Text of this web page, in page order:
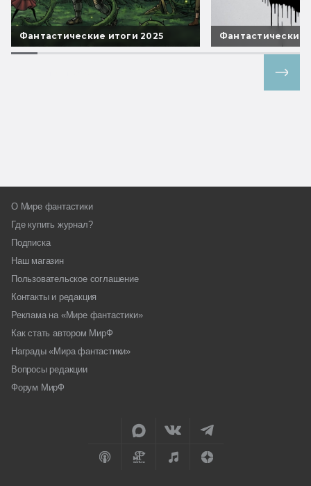
Фантастические итоги 2025 Фантастические
О Мире фантастики
Где купить журнал?
Подписка
Наш магазин
Пользовательское соглашение
Контакты и редакция
Реклама на «Мире фантастики»
Как стать автором МирФ
Награды «Мира фантастики»
Вопросы редакции
Форум МирФ